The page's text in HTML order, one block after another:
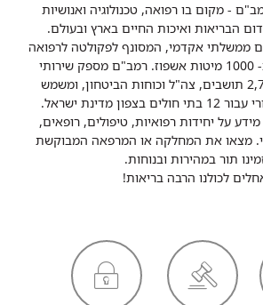
- מקום בו רפואה, טכנולוגיה ואנושיות
הבריאות ואיכות החיים בארץ ובעולם.
ממשלתי אקדמי, המסונף לפקולטה לרפואה
של הטכניון ומונה כ- 1000 מיטות אשפוז. רמב"ם מספק שירותי
רפואה לכ-2,700,000 תושבים, צה"ל וכוחות הביטחון, ומשמש
מדינת ישראל.
על יחידות רפואיות, טיפולים, רופאים,
מצאו את המחלקה או המרפאה המבוקשת
תור במהירות ובנוחות.
לכולנו הרבה בריאות!